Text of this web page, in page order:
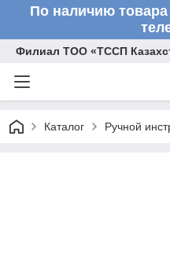
По наличию
Филиал ТОО «ТССП
Каталог Ручной